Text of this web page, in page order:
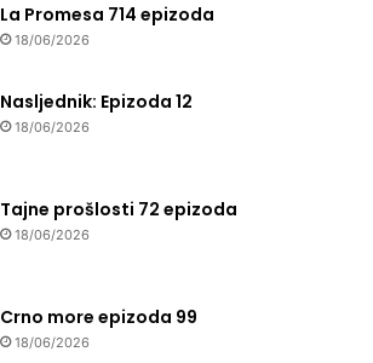
La Promesa 714 epizoda
18/06/2026
Nasljednik: Epizoda 12
18/06/2026
Tajne prošlosti 72 epizoda
18/06/2026
Crno more epizoda 99
18/06/2026